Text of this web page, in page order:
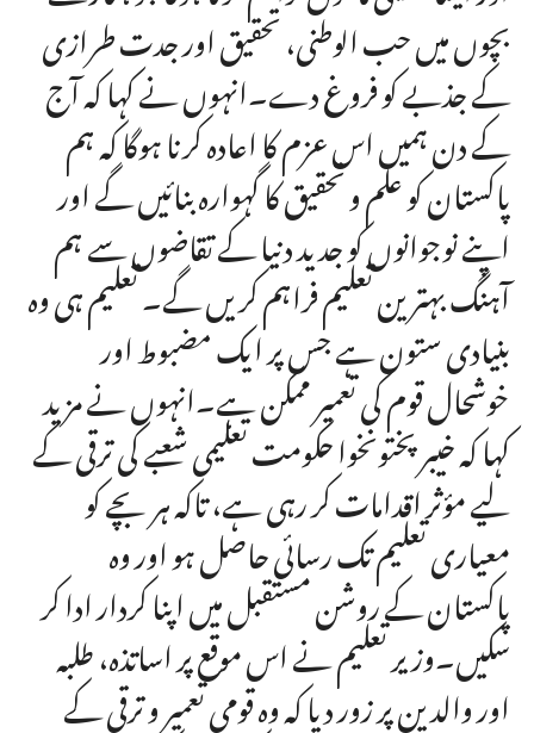
بچوں میں حب الوطنی، تحقیق اور جدت طرازی
کے جذبے کو فروغ دے۔انہوں نے کہا کہ آج
کے دن ہمیں اس عزم کا اعادہ کرنا ہوگا کہ ہم
پاکستان کو علم و تحقیق کا گہوارہ بنائیں گے اور
اپنے نوجوانوں کو جدید دنیا کے تقاضوں سے ہم
آہنگ بہترین تعلیم فراہم کریں گے۔ تعلیم ہی وہ
بنیادی ستون ہے جس پر ایک مضبوط اور
خوشحال قوم کی تعمیر ممکن ہے۔انہوں نے مزید
کہا کہ خیبرپختونخوا حکومت تعلیمی شعبے کی ترقی کے
لیے مؤثر اقدامات کر رہی ہے، تاکہ ہر بچے کو
معیاری تعلیم تک رسائی حاصل ہو اور وہ
پاکستان کے روشن مستقبل میں اپنا کردار ادا کر
سکیں۔وزیر تعلیم نے اس موقع پر اساتذہ، طلبہ
اور والدین پر زور دیا کہ وہ قومی تعمیر و ترقی کے